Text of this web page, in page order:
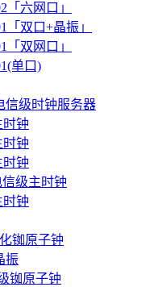
「六网口」
「双口+晶振」
「双网口」
单口)
信级时钟服务器
时钟
时钟
时钟
信级主时钟
时钟
铷原子钟
振
铷原子钟